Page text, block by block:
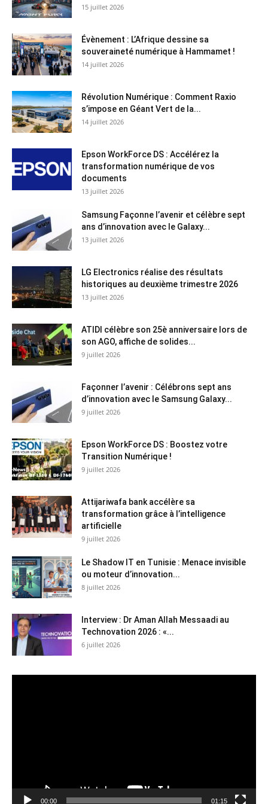
15 juillet 2026
Évènement : L’Afrique dessine sa
souveraineté numérique à Hammamet !
14 juillet 2026
Révolution Numérique : Comment Raxio
s’impose en Géant Vert de la...
14 juillet 2026
Epson WorkForce DS : Accélérez la
transformation numérique de vos
documents
13 juillet 2026
Samsung Façonne l’avenir et célèbre sept
ans d’innovation avec le Galaxy...
13 juillet 2026
LG Electronics réalise des résultats
historiques au deuxième trimestre 2026
13 juillet 2026
ATIDI célèbre son 25è anniversaire lors de
son AGO, affiche de solides...
9 juillet 2026
Façonner l’avenir : Célébrons sept ans
d’innovation avec le Samsung Galaxy...
9 juillet 2026
Epson WorkForce DS : Boostez votre
Transition Numérique !
9 juillet 2026
Attijariwafa bank accélère sa
transformation grâce à l’intelligence
artificielle
9 juillet 2026
Le Shadow IT en Tunisie : Menace invisible
ou moteur d’innovation...
8 juillet 2026
Interview : Dr Aman Allah Messaadi au
Technovation 2026 : «...
6 juillet 2026
00:00 01:15